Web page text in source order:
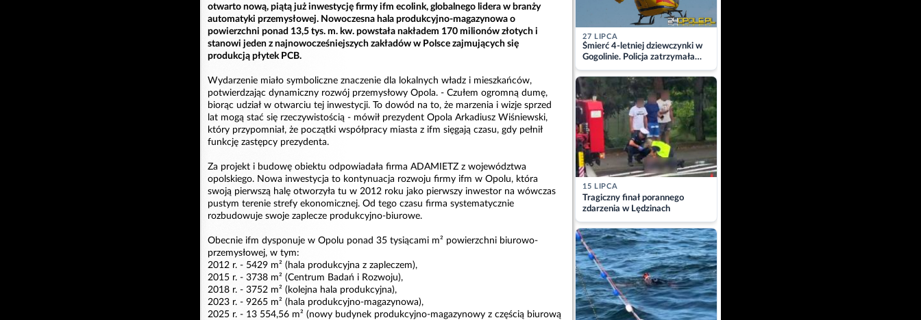
otwarto nową, piątą już inwestycję firmy ifm ecolink, globalnego lidera w branży
automatyki przemysłowej. Nowoczesna hala produkcyjno-magazynowa o
powierzchni ponad 13,5 tys. m. kw. powstała nakładem 170 milionów złotych i
stanowi jeden z najnowocześniejszych zakładów w Polsce zajmujących się
produkcją płytek PCB.
Wydarzenie miało symboliczne znaczenie dla lokalnych władz i mieszkańców,
potwierdzając dynamiczny rozwój przemysłowy Opola. - Czułem ogromną dumę,
biorąc udział w otwarciu tej inwestycji. To dowód na to, że marzenia i wizje sprzed
lat mogą stać się rzeczywistością - mówił prezydent Opola Arkadiusz Wiśniewski,
który przypomniał, że początki współpracy miasta z ifm sięgają czasu, gdy pełnił
funkcję zastępcy prezydenta.
Za projekt i budowę obiektu odpowiadała firma ADAMIETZ z województwa
opolskiego. Nowa inwestycja to kontynuacja rozwoju firmy ifm w Opolu, która
swoją pierwszą halę otworzyła tu w 2012 roku jako pierwszy inwestor na wówczas
pustym terenie strefy ekonomicznej. Od tego czasu firma systematycznie
rozbudowuje swoje zaplecze produkcyjno-biurowe.
Obecnie ifm dysponuje w Opolu ponad 35 tysiącami m² powierzchni biurowo-
przemysłowej, w tym:
2012 r. - 5429 m² (hala produkcyjna z zapleczem),
2015 r. - 3738 m² (Centrum Badań i Rozwoju),
2018 r. - 3752 m² (kolejna hala produkcyjna),
2023 r. - 9265 m² (hala produkcyjno-magazynowa),
2025 r. - 13 554,56 m² (nowy budynek produkcyjno-magazynowy z częścią biurową
27 LIPCA
Śmierć 4-letniej dziewczynki w
Gogolinie. Policja zatrzymała
matkę
15 LIPCA
Tragiczny finał porannego
zdarzenia w Lędzinach